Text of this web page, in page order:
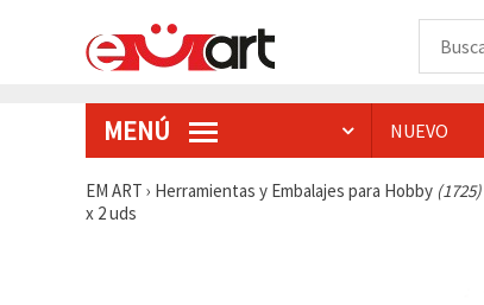
MENÚ NUEVO
EM ART › Herramientas y Embalajes para Hobby (1725)
x 2 uds